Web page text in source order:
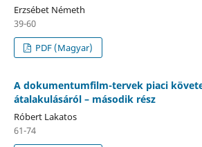
Erzsébet Németh
39-60
PDF (Magyar)
A dokumentumfilm-tervek piaci
átalakulásáról – második rész
Róbert Lakatos
61-74